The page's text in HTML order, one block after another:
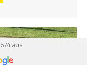
674 avis